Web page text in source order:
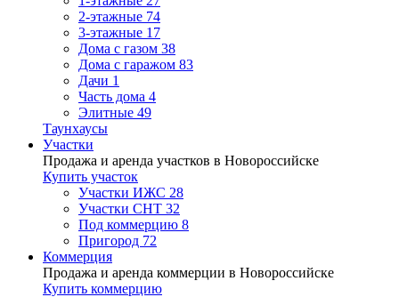
2-этажные 74
3-этажные 17
Дома с газом 38
Дома с гаражом 83
Дачи 1
Часть дома 4
Элитные 49
Таунхаусы
Участки
Продажа и аренда участков в Новороссийске
Купить участок
Участки ИЖС 28
Участки СНТ 32
Под коммерцию 8
Пригород 72
Коммерция
Продажа и аренда коммерции в Новороссийске
Купить коммерцию